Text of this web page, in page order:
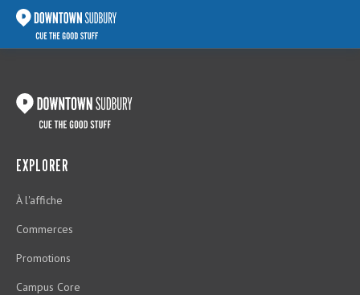
EXPLORER
À l'affiche
Commerces
Promotions
Campus Core